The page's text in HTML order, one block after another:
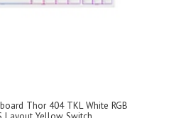
Thor 404 TKL White RGB